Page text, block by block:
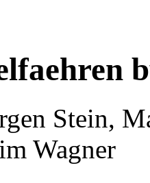
Stein,
Wagner